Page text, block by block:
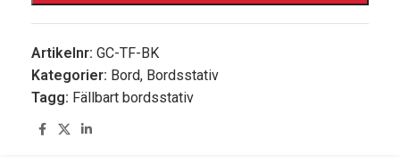
Artikelnr: GC-TF-BK
Kategorier: Bord, Bordsstativ
Tagg: Fällbart bordsstativ